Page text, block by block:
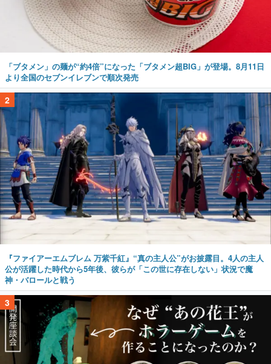
「ブタメン」の麺が“約4倍”になった「ブタメン超BIG」が登場。8月11日
より全国のセブンイレブンで順次発売
2
『ファイアーエムブレム 万紫千紅』“真の主人公”がお披露目。4人の主人
公が活躍した時代から5年後、彼らが「この世に存在しない」状況で魔
神・バロールと戦う
3